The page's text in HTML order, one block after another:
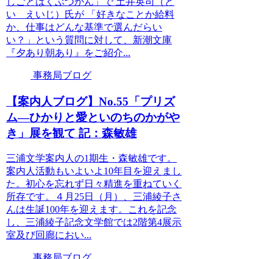
い えいじ）氏が 「好きなことか給料
か、仕事はどんな基準で選んだらい
い？」という質問に対して、新潮文庫
『夕あり朝あり』をご紹介...
事務局ブログ
【案内人ブログ】No.55「プリズ
ム―ひかりと愛といのちのかがや
き」展を観て 記：森敏雄
三浦文学案内人の1期生・森敏雄です。
案内人活動もいよいよ10年目を迎えまし
た。初心を忘れず日々精進を重ねていく
所存です。４月25日（月）、三浦綾子さ
んは生誕100年を迎えます。これを記念
し、三浦綾子記念文学館では2階第4展示
室及び回廊におい...